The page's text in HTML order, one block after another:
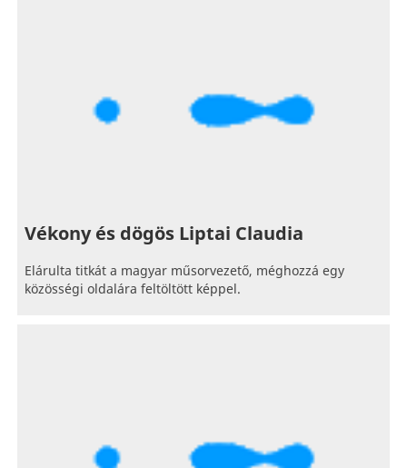
Vékony és dögös Liptai Claudia
Elárulta titkát a magyar műsorvezető, méghozzá egy
közösségi oldalára feltöltött képpel.